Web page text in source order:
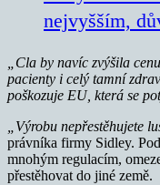
nejvyšším,
„Cla by navíc zvýšila
pacienty i celý tamní
poškozuje EU, která se
„Výrobu nepřestěhujete
právníka firmy Sidley.
mnohým regulacím,
přestěhovat do jiné země.